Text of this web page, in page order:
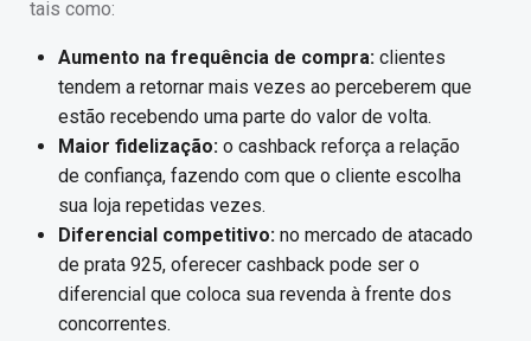
tais como:
Aumento na frequência de compra: clientes
tendem a retornar mais vezes ao perceberem que
estão recebendo uma parte do valor de volta.
Maior fidelização: o cashback reforça a relação
de confiança, fazendo com que o cliente escolha
sua loja repetidas vezes.
Diferencial competitivo: no mercado de atacado
de prata 925, oferecer cashback pode ser o
diferencial que coloca sua revenda à frente dos
concorrentes.